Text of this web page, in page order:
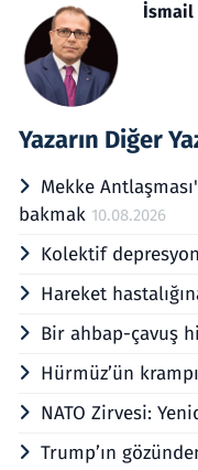
İsmail
Yazarın Diğer
Mekke
bakmak 10.08.2026
Kolektif
Hareket
Bir ahbap-çavuş
Hürmüz’ün
NATO Zirvesi:
Trump’ın